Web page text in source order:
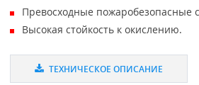
Превосходные пожаробезопасные
Высокая стойкость к окислению.
ТЕХНИЧЕСКОЕ ОПИСАНИЕ